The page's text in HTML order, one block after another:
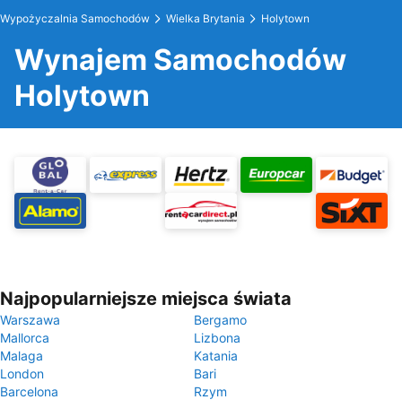
Wypożyczalnia Samochodów Wielka Brytania Holytown
Wynajem Samochodów
Holytown
Najpopularniejsze miejsca świata
Warszawa
Bergamo
Mallorca
Lizbona
Malaga
Katania
London
Bari
Barcelona
Rzym